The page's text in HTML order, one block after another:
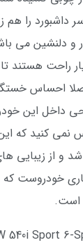
داشبورد را هم
و دلنشین می
راحت هستند تا
احساس
این خودرو
کنید که
می باشد و از
خودروست که
است.